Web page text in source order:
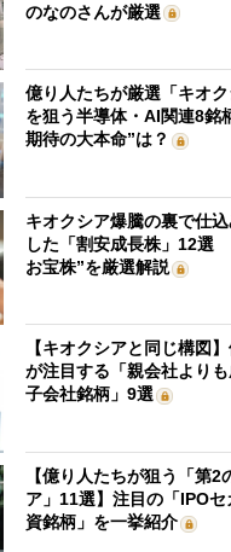
のなのさんが厳選
億り人たちが厳選「キオク
を狙う半導体・AI関連8
期待の大本命”は？
キオクシア爆騰の裏で仕
した「割安成長株」12選
お宝株”を厳選解説
【キオクシアと同じ構図
が注目する「親会社より
子会社銘柄」9選
【億り人たちが狙う「第2
ア」11選】注目の「IPO
資銘柄」を一挙紹介